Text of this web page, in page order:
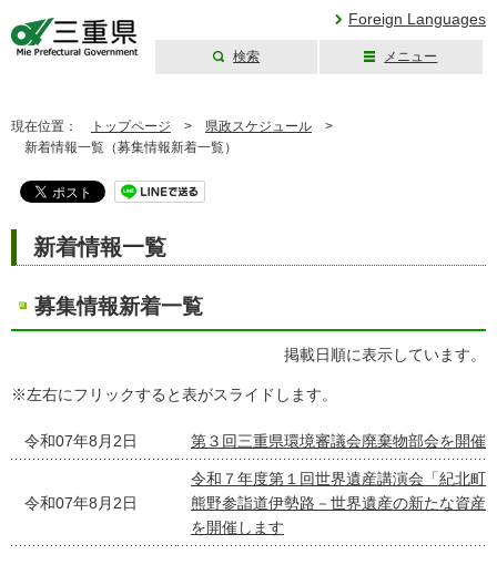
Foreign Languages
検索 メニュー
現在位置： トップページ > 県政スケジュール >
新着情報一覧（募集情報新着一覧）
新着情報一覧
募集情報新着一覧
掲載日順に表示しています。
※左右にフリックすると表がスライドします。
令和07年8月2日 第３回三重県環境審議会廃棄物部会を開催
令和07年8月2日
令和７年度第１回世界遺産講演会「紀北町
熊野参詣道伊勢路－世界遺産の新たな資産
を開催します